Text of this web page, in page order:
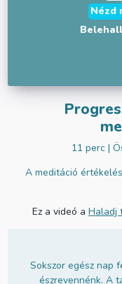
Nézd
11 perc |
A meditáció
Ez a videó a Haladj
Sokszor egész nap
észrevennénk. A